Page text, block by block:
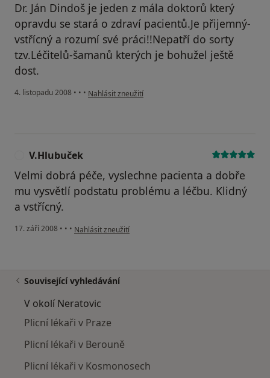
Dr. Ján Dindoš je jeden z mála doktorů který
opravdu se stará o zdraví pacientů.Je přijemný-
vstřícný a rozumí své práci!!Nepatří do sorty
tzv.Léčitelů-šamanů kterých je bohužel ještě
dost.
4. listopadu 2008 • • • podle názoru uživatele J.Rampáček
Nahlásit zneužití
V.Hlubuček
Velmi dobrá péče, vyslechne pacienta a dobře
mu vysvětlí podstatu problému a léčbu. Klidný
a vstřícný.
17. září 2008 • • • podle názoru uživatele V.Hlubuček
Nahlásit zneužití
Související vyhledávání
V okolí Neratovic
Plicní lékaři v Praze
Plicní lékaři v Berouně
Plicní lékaři v Kosmonosech